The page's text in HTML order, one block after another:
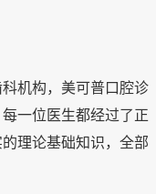
机构，美可普口腔诊
一位医生都经过了正
理论基础知识，全部